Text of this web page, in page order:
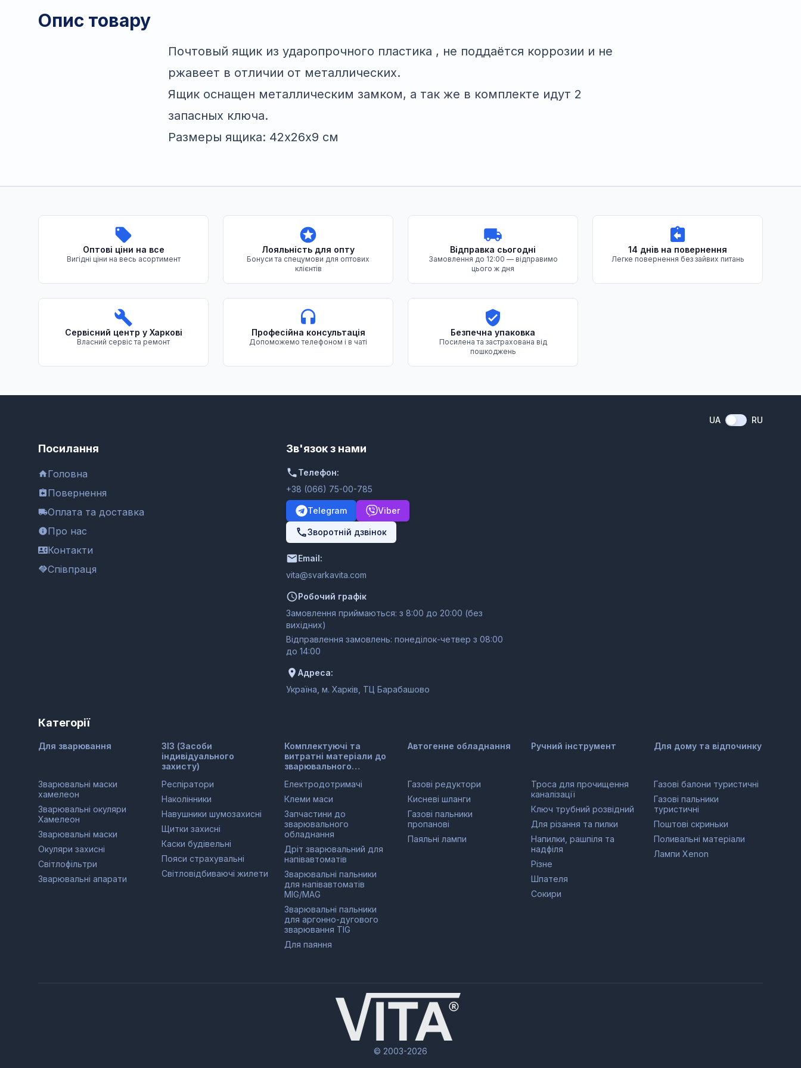
Опис товару
Почтовый ящик из ударопрочного пластика , не поддаётся коррозии и не
ржавеет в отличии от металлических.
Ящик оснащен металлическим замком, а так же в комплекте идут 2
запасных ключа.
Размеры ящика: 42х26х9 см
Переваги нашого магазину
Оптові ціни на все
Вигідні ціни на весь асортимент
Лояльність для опту
Бонуси та спецумови для оптових
клієнтів
Відправка сьогодні
Замовлення до 12:00 — відправимо
цього ж дня
14 днів на повернення
Легке повернення без зайвих питань
Сервісний центр у Харкові
Власний сервіс та ремонт
Професійна консультація
Допоможемо телефоном і в чаті
Безпечна упаковка
Посилена та застрахована від
пошкоджень
UA RU
Посилання
Головна
Повернення
Оплата та доставка
Про нас
Контакти
Співпраця
Зв'язок з нами
Телефон:
+38 (066) 75-00-785
Telegram Viber
Зворотній дзвінок
Email:
moc.ativakravs@ativ
Робочий графік
Замовлення приймаються: з 8:00 до 20:00 (без
вихідних)
Відправлення замовлень: понеділок-четвер з 08:00
до 14:00
Адреса:
Україна, м. Харків, ТЦ Барабашово
Категорії
Для зварювання
Зварювальні маски
хамелеон
Зварювальні окуляри
Хамелеон
Зварювальні маски
Окуляри захисні
Світлофільтри
Зварювальні апарати
ЗІЗ (Засоби
індивідуального
захисту)
Респіратори
Наколінники
Навушники шумозахисні
Щитки захисні
Каски будівельні
Пояси страхувальні
Світловідбиваючі жилети
Комплектуючі та
витратні матеріали до
зварювального
Електродотримачі
Клеми маси
Запчастини до
зварювального
обладнання
Дріт зварювальний для
напівавтоматів
Зварювальні пальники
для напівавтоматів
MIG/MAG
Зварювальні пальники
для аргонно-дугового
зварювання TIG
Для паяння
Автогенне обладнання
Газові редуктори
Кисневі шланги
Газові пальники
пропанові
Паяльні лампи
Ручний інструмент
Троса для прочищення
каналізації
Ключ трубний розвідний
Для різання та пилки
Напилки, рашпіля та
надфіля
Різне
Шпателя
Сокири
Для дому та відпочинку
Газові балони туристичні
Газові пальники
туристичні
Поштові скриньки
Поливальні матеріали
Лампи Xenon
© 2003-2026